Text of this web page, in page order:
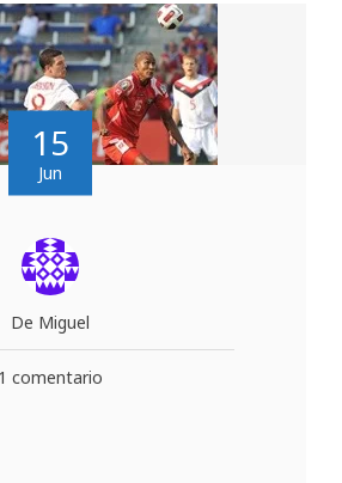
15
Jun
De Miguel
1 comentario